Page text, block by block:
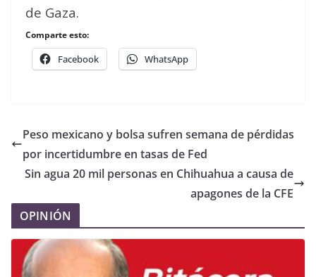
de Gaza.
Comparte esto:
Facebook WhatsApp
Peso mexicano y bolsa sufren semana de pérdidas
por incertidumbre en tasas de Fed
Sin agua 20 mil personas en Chihuahua a causa de
apagones de la CFE
OPINIÓN